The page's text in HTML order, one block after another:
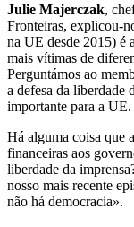
Julie Majerczak,
Fronteiras, explicou-
na UE desde 2015) é
mais vítimas de
Perguntámos ao
a defesa da liberdade
importante para a UE.
Há alguma coisa que
financeiras aos
liberdade da
nosso mais recente
não há democracia».